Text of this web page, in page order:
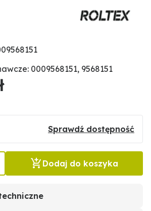
0009568151, 9568151
Sprawdź dostępność
Dodaj do koszyka